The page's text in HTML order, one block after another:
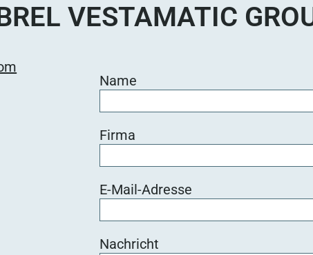
VESTAMATIC
Name
Firma
E-Mail-Adresse
Nachricht